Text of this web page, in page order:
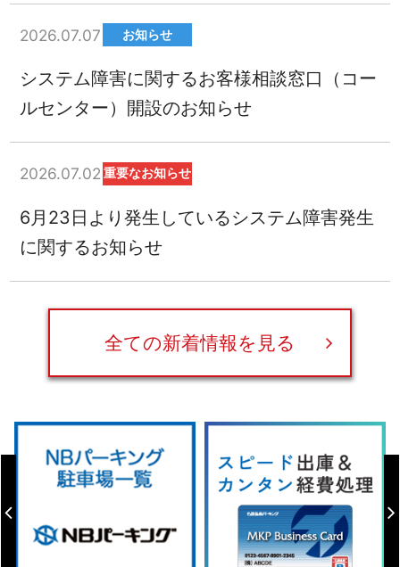
2026.07.07 お知らせ
システム障害に関するお客様相談窓口（コー
ルセンター）開設のお知らせ
2026.07.02 重要なお知らせ
6月23日より発生しているシステム障害発生
に関するお知らせ
全ての新着情報を見る